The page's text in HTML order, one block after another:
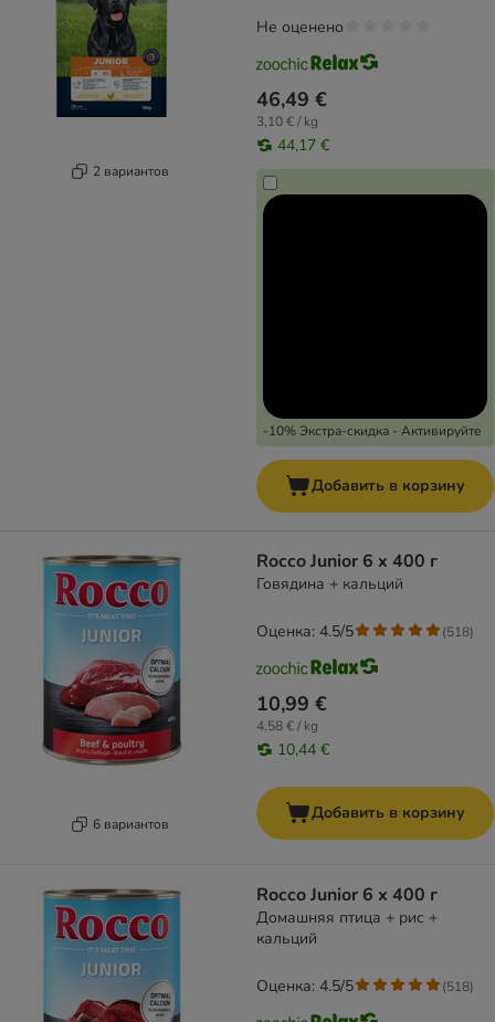
2 вариантов
46,49 €
3,10 € / kg
44,17 €
-10% Экстра-скидка - Активируйте
Не оценено
Добавить в корзину
6 вариантов
Rocco Junior 6 x 400 г
Говядина + кальций
10,99 €
4,58 € / kg
10,44 €
Оценка: 4.5/5 (518)
Добавить в корзину
Rocco Junior 6 x 400 г
Домашняя птица + рис +
кальций
Оценка: 4.5/5 (518)